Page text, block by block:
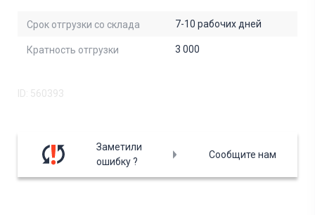
Срок отгрузки со склада 7-10 рабочих дней
Кратность отгрузки 3 000
ID: 560393
Заметили
ошибку ?
Сообщите нам